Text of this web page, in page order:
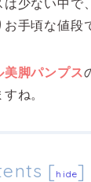
少ない中で
手頃な値段
美脚パンプス
ね。
[ hide]